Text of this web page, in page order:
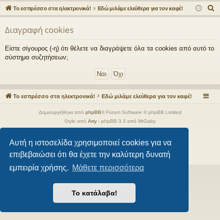
Αυτή η ιστοσελίδα χρησιμοποιεί cookies για να
επιβεβαιώσει ότι θα έχετε την καλύτερη δυνατή
εμπειρία χρήσης. Μάθετε περισσότερα
Το κατάλαβα!
γο
ρε
ς
συ
εις
Συ
ζη
σε
δε
ση
ρα
φ
Το εσπρέσσο στα ηλεκτρονικά! Εδώ μιλάμε ελεύθερα για τον καφέ!
ν
σ
Διαγραφή cookies
Είστε σίγουρος (-η) ότι θέλετε να διαγράψετε όλα τα cookies από αυτό το
σύστημα συζητήσεων;
Το εσπρέσσο στα ηλεκτρονικά! Εδώ μιλάμε ελεύθερα για τον καφέ!
Δημιουργήθηκε από phpBB® Forum Software © phpBB Limited
Style από Arty - phpBB 3.3 από MrGaby
Ελληνική μετάφραση από το
phpbbgr.com
Απόρρητο